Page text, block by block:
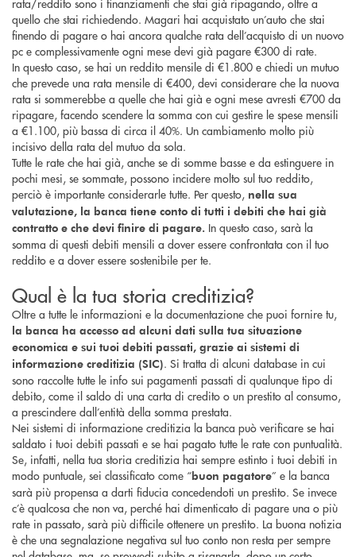
quello che stai richiedendo. Magari hai acquistato un’auto che stai
finendo di pagare o hai ancora qualche rata dell’acquisto di un nuovo
pc e complessivamente ogni mese devi già pagare €300 di rate.
In questo caso, se hai un reddito mensile di €1.800 e chiedi un mutuo
che prevede una rata mensile di €400, devi considerare che la nuova
rata si sommerebbe a quelle che hai già e ogni mese avresti €700 da
ripagare, facendo scendere la somma con cui gestire le spese mensili
a €1.100, più bassa di circa il 40%. Un cambiamento molto più
incisivo della rata del mutuo da sola.
Tutte le rate che hai già, anche se di somme basse e da estinguere in
pochi mesi, se sommate, possono incidere molto sul tuo reddito,
perciò è importante considerarle tutte. Per questo, nella sua
valutazione, la banca tiene conto di tutti i debiti che hai già
contratto e che devi finire di pagare. In questo caso, sarà la
somma di questi debiti mensili a dover essere confrontata con il tuo
reddito e a dover essere sostenibile per te.
Qual è la tua storia creditizia?
Oltre a tutte le informazioni e la documentazione che puoi fornire tu,
la banca ha accesso ad alcuni dati sulla tua situazione
economica e sui tuoi debiti passati, grazie ai sistemi di
informazione creditizia (SIC). Si tratta di alcuni database in cui
sono raccolte tutte le info sui pagamenti passati di qualunque tipo di
debito, come il saldo di una carta di credito o un prestito al consumo,
a prescindere dall’entità della somma prestata.
Nei sistemi di informazione creditizia la banca può verificare se hai
saldato i tuoi debiti passati e se hai pagato tutte le rate con puntualità.
Se, infatti, nella tua storia creditizia hai sempre estinto i tuoi debiti in
modo puntuale, sei classificato come “buon pagatore” e la banca
sarà più propensa a darti fiducia concedendoti un prestito. Se invece
c’è qualcosa che non va, perché hai dimenticato di pagare una o più
rate in passato, sarà più difficile ottenere un prestito. La buona notizia
è che una segnalazione negativa sul tuo conto non resta per sempre